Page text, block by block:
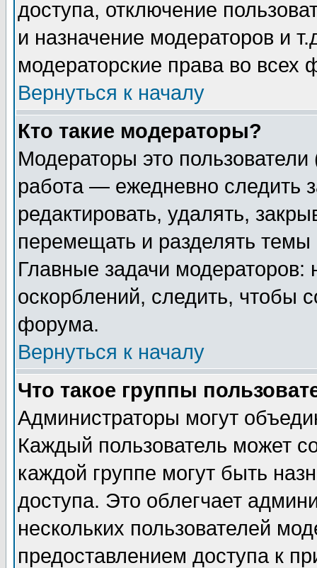
доступа, отключение
и назначение модераторов и
модераторские права во всех
Вернуться к началу
Кто такие модераторы?
Модераторы это
работа — ежедневно следить
редактировать, удалять,
перемещать и разделять
Главные задачи
оскорблений, следить, чтобы
форума.
Вернуться к началу
Что такое группы
Администраторы могут
Каждый пользователь может
каждой группе могут быть
доступа. Это облегчает
нескольких пользователей
предоставлением доступа к